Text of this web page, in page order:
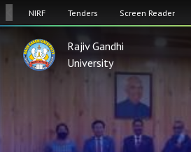
NIRF Tenders Screen Reader
Rajiv Gandhi
University